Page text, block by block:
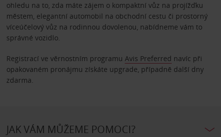
ohledu na to, zda máte zájem o kompaktní vůz na projížďku
městem, elegantní automobil na obchodní cestu či prostorný
víceúčelový vůz na rodinnou dovolenou, nabídneme vám to
správné vozidlo.
Registrací ve věrnostním programu Avis Preferred navíc při
opakovaném pronájmu získáte upgrade, případně další dny
zdarma.
JAK VÁM MŮŽEME POMOCI?